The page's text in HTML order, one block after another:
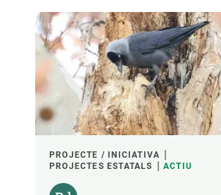
LIDERAT PER
PARTICIPANTS
FINANÇAMENT
ANY D'INICI
PROJECTE / INICIATIVA
PROJECTES ESTATALS
ACTIU